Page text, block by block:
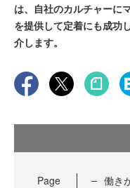
は、自社のカルチャーに
を提供して定着にも成功
介します。
Page
働き